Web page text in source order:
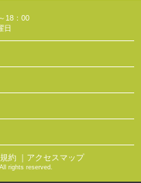
18：00
日
約 ｜アクセスマップ
rights reserved.